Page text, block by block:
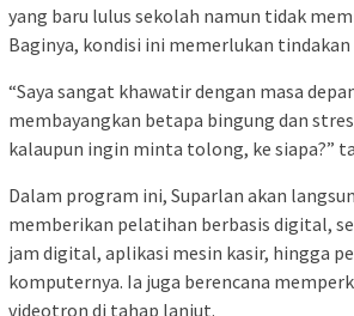
yang baru lulus sekolah namun tidak
Baginya, kondisi ini memerlukan tindakan
“Saya sangat khawatir dengan masa
membayangkan betapa bingung dan
kalaupun ingin minta tolong, ke siapa?”
Dalam program ini, Suparlan akan
memberikan pelatihan berbasis digital,
jam digital, aplikasi mesin kasir, hingga
komputernya. Ia juga berencana
videotron di tahap lanjut.